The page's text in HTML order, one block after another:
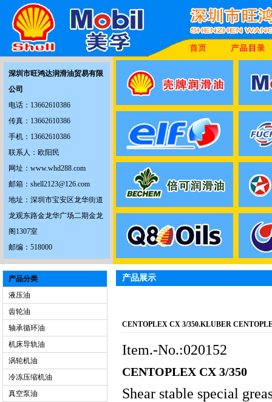
深圳市旺鸿达润滑油贸易有限
公司
电话：13662610386
传真：13662610386
手机：13662610386
联系人：欧阳民
网址：www.whd288.com
邮箱：shell2123@126.com
地址：深圳市宝安区龙华街道
龙观东路金龙华广场二期金龙
阁1307室
邮编：518000
产品分类
液压油
齿轮油
轴承循环油
机床导轨油
涡轮机油
冷冻压缩机油
真空泵油
产品展示
CENTOPLEX CX 3/350.KLUBER
Item.-No.:020152
CENTOPLEX CX 3/350
Shear stable special